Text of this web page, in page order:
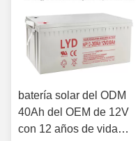
batería solar del ODM
40Ah del OEM de 12V
con 12 años de vida